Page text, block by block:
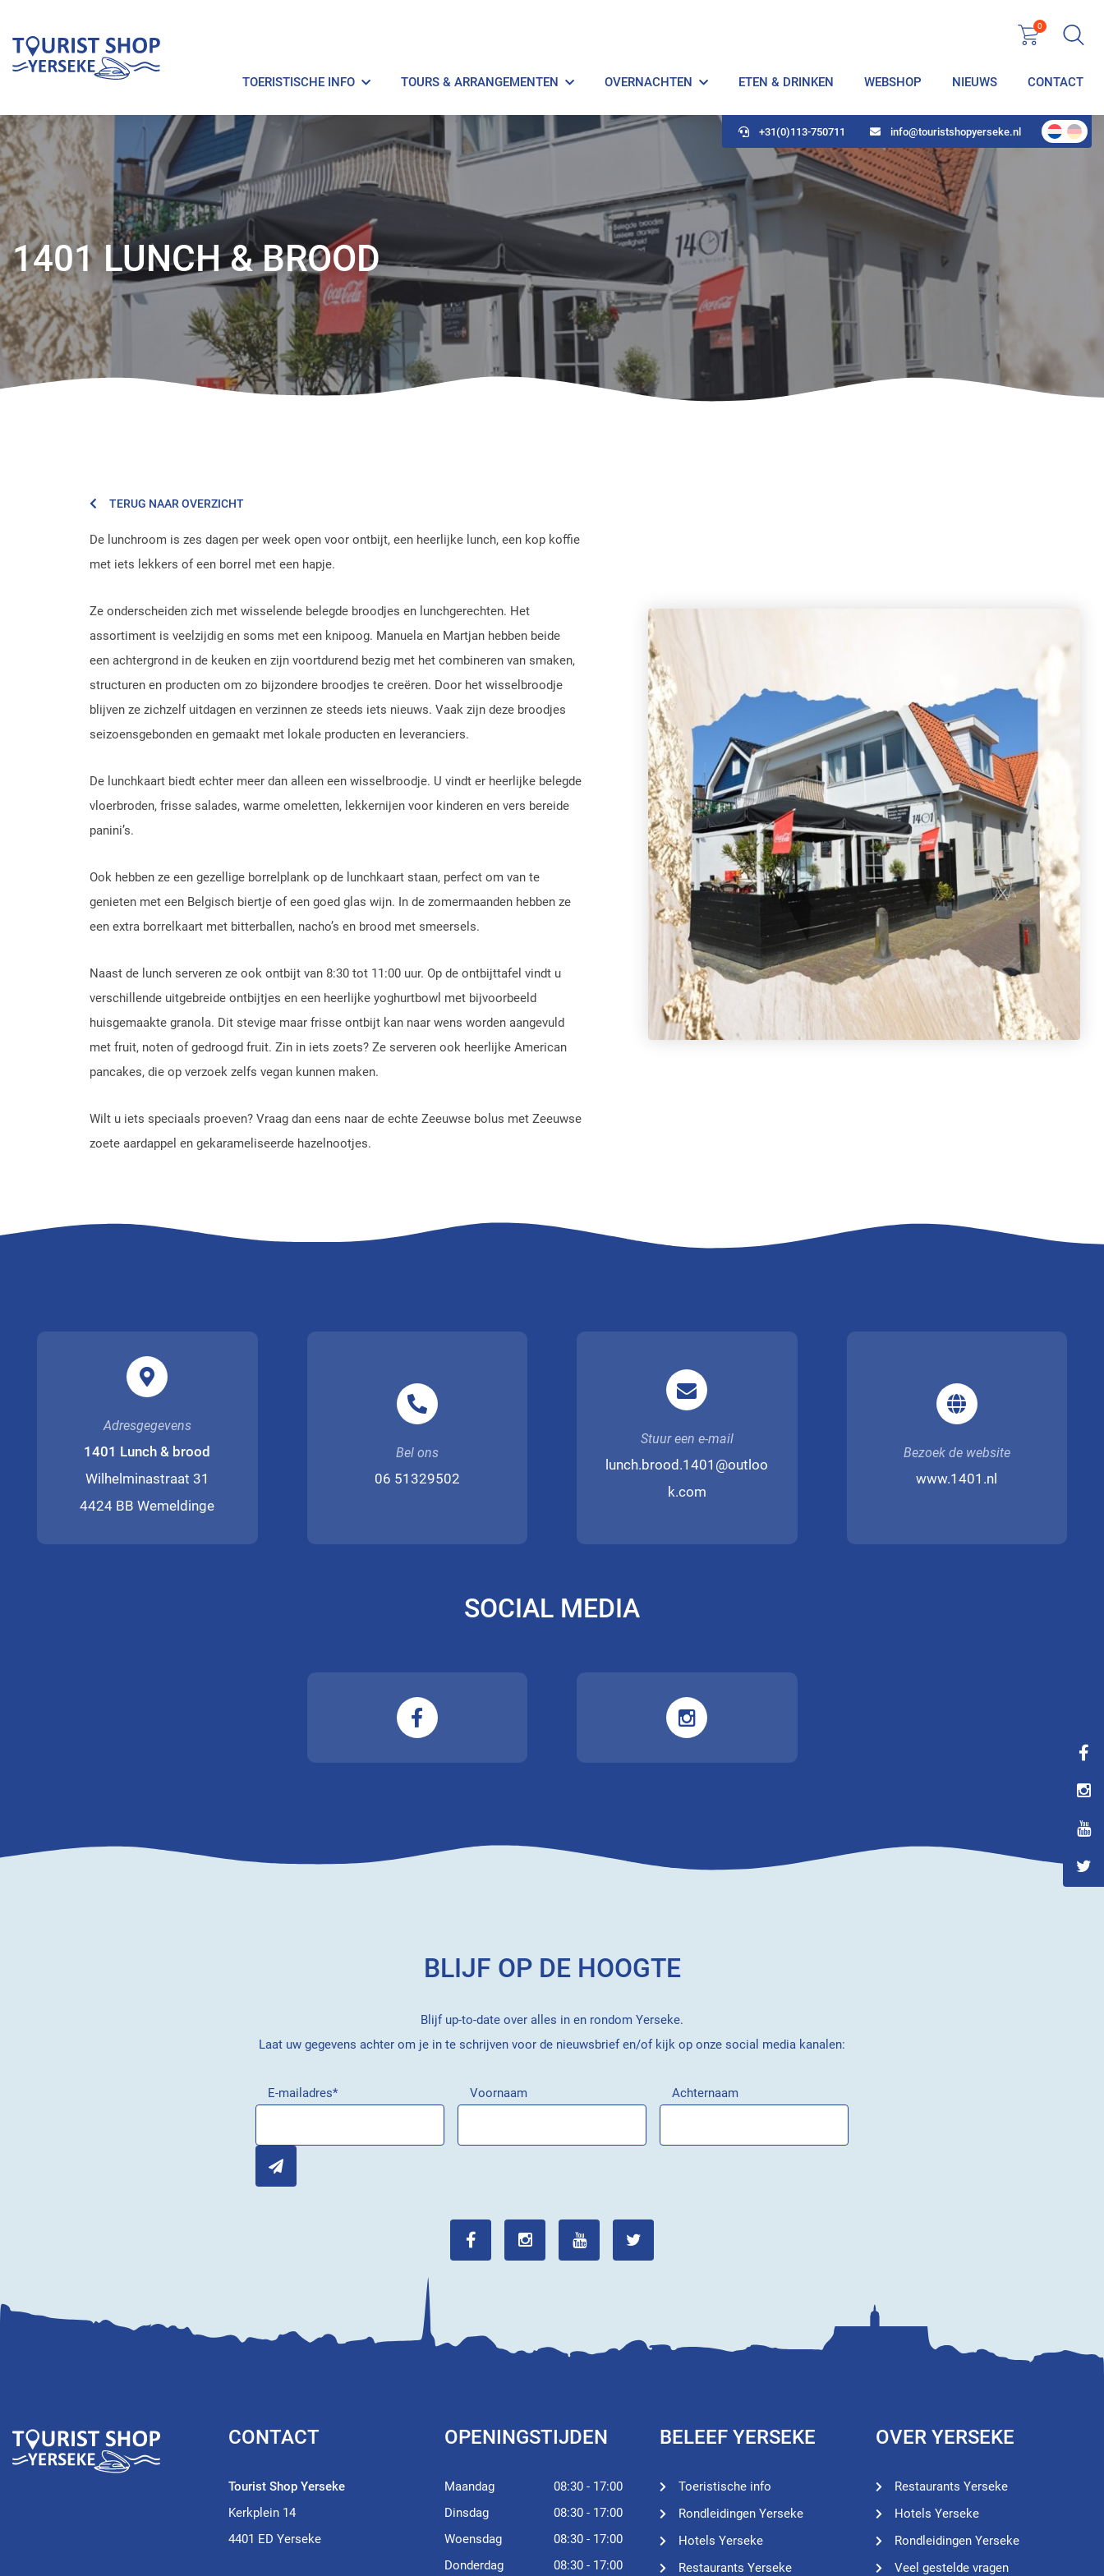
TOERISTISCHE INFO TOURS & ARRANGEMENTEN OVERNACHTEN ETEN & DRINKEN WEBSHOP NIEUWS CONTACT
0
+31(0)113-750711 info@touristshopyerseke.nl
1401 LUNCH & BROOD
TERUG NAAR OVERZICHT
De lunchroom is zes dagen per week open voor ontbijt, een heerlijke lunch, een kop koffie
met iets lekkers of een borrel met een hapje.
Ze onderscheiden zich met wisselende belegde broodjes en lunchgerechten. Het
assortiment is veelzijdig en soms met een knipoog. Manuela en Martjan hebben beide
een achtergrond in de keuken en zijn voortdurend bezig met het combineren van smaken,
structuren en producten om zo bijzondere broodjes te creëren. Door het wisselbroodje
blijven ze zichzelf uitdagen en verzinnen ze steeds iets nieuws. Vaak zijn deze broodjes
seizoensgebonden en gemaakt met lokale producten en leveranciers.
De lunchkaart biedt echter meer dan alleen een wisselbroodje. U vindt er heerlijke belegde
vloerbroden, frisse salades, warme omeletten, lekkernijen voor kinderen en vers bereide
panini’s.
Ook hebben ze een gezellige borrelplank op de lunchkaart staan, perfect om van te
genieten met een Belgisch biertje of een goed glas wijn. In de zomermaanden hebben ze
een extra borrelkaart met bitterballen, nacho’s en brood met smeersels.
Naast de lunch serveren ze ook ontbijt van 8:30 tot 11:00 uur. Op de ontbijttafel vindt u
verschillende uitgebreide ontbijtjes en een heerlijke yoghurtbowl met bijvoorbeeld
huisgemaakte granola. Dit stevige maar frisse ontbijt kan naar wens worden aangevuld
met fruit, noten of gedroogd fruit. Zin in iets zoets? Ze serveren ook heerlijke American
pancakes, die op verzoek zelfs vegan kunnen maken.
Wilt u iets speciaals proeven? Vraag dan eens naar de echte Zeeuwse bolus met Zeeuwse
zoete aardappel en gekarameliseerde hazelnootjes.
Adresgegevens
1401 Lunch & brood
Wilhelminastraat 31
4424 BB Wemeldinge
Bel ons
06 51329502
Stuur een e-mail
lunch.brood.1401@outloo
k.com
Bezoek de website
www.1401.nl
SOCIAL MEDIA
BLIJF OP DE HOOGTE
Blijf up-to-date over alles in en rondom Yerseke.
Laat uw gegevens achter om je in te schrijven voor de nieuwsbrief en/of kijk op onze social media kanalen:
E-mailadres* Voornaam Achternaam
CONTACT
Tourist Shop Yerseke
Kerkplein 14
4401 ED Yerseke
OPENINGSTIJDEN
Maandag
08:30 - 17:00
Dinsdag
08:30 - 17:00
Woensdag
08:30 - 17:00
Donderdag
08:30 - 17:00
BELEEF YERSEKE
Toeristische info
Rondleidingen Yerseke
Hotels Yerseke
Restaurants Yerseke
OVER YERSEKE
Restaurants Yerseke
Hotels Yerseke
Rondleidingen Yerseke
Veel gestelde vragen